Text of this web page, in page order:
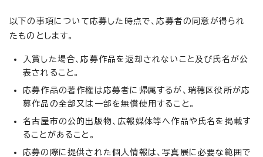
以下の事項について応募した時点で、応募者の同意が得られ
たものとします。
入賞した場合、応募作品を返却されないこと及び氏名が公
表されること。
応募作品の著作権は応募者に帰属するが、瑞穂区役所が応
募作品の全部又は一部を無償使用すること。
名古屋市の公的出版物、広報媒体等へ作品や氏名を掲載す
ることがあること。
応募の際に提供された個人情報は、写真展に必要な範囲で